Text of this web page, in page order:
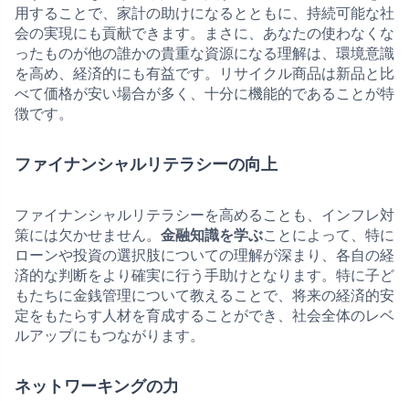
用することで、家計の助けになるとともに、持続可能な社
会の実現にも貢献できます。まさに、あなたの使わなくな
ったものが他の誰かの貴重な資源になる理解は、環境意識
を高め、経済的にも有益です。リサイクル商品は新品と比
べて価格が安い場合が多く、十分に機能的であることが特
徴です。
ファイナンシャルリテラシーの向上
ファイナンシャルリテラシーを高めることも、インフレ対
策には欠かせません。 金融知識を学ぶことによって、特に
ローンや投資の選択肢についての理解が深まり、各自の経
済的な判断をより確実に行う手助けとなります。特に子ど
もたちに金銭管理について教えることで、将来の経済的安
定をもたらす人材を育成することができ、社会全体のレベ
ルアップにもつながります。
ネットワーキングの力